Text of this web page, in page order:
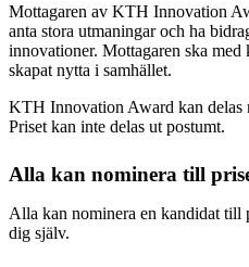
Mottagaren av KTH Innovation
anta stora utmaningar och ha
innovationer. Mottagaren ska
skapat nytta i samhället.
KTH Innovation Award kan delas
Priset kan inte delas ut postumt.
Alla kan nominera till
Alla kan nominera en kandidat till
dig själv.